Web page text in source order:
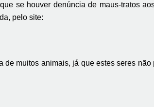
se houver denúncia de maus-tratos
pelo site:
muitos animais, já que estes seres